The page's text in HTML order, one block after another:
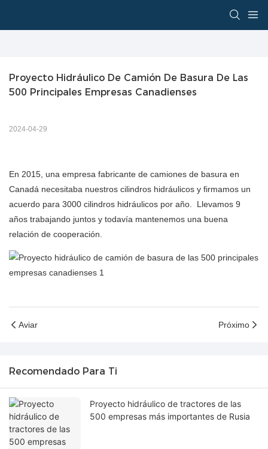
Proyecto Hidráulico De Camión De Basura De Las
500 Principales Empresas Canadienses
2024-04-29
En 2015, una empresa fabricante de camiones de basura en
Canadá necesitaba nuestros cilindros hidráulicos y firmamos un
acuerdo para 3000 cilindros hidráulicos por año. Llevamos 9
años trabajando juntos y todavía mantenemos una buena
relación de cooperación.
Aviar Próximo
Recomendado Para Ti
Proyecto hidráulico de tractores de las
500 empresas más importantes de Rusia